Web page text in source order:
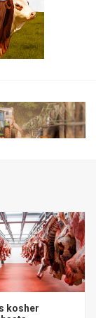
kosher